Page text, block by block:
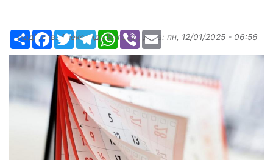
РесурсFacebook
TwitterTelegramWhatsApp
ViberEmail
Надіслав:Александр Бугаев, дата: пн, 12/01/2025 - 06:56